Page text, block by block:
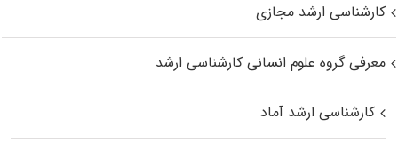
کارشناسی ارشد مجازی
معرفی گروه علوم انسانی کارشناسی ارشد
کارشناسی ارشد آماد